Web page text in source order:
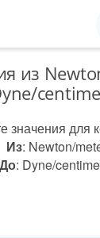
из
значения для
Из: Newton/
До: Dyne/